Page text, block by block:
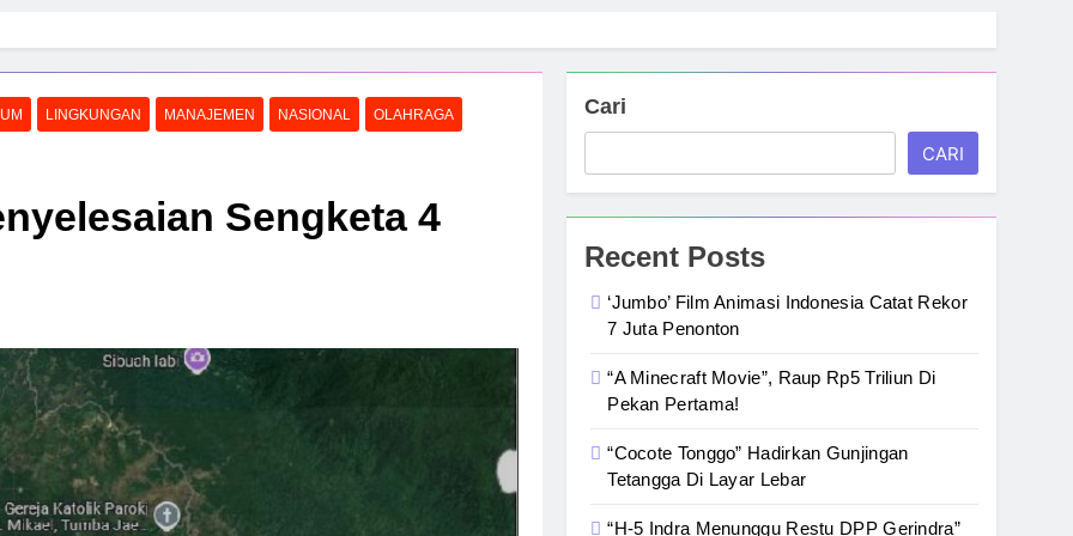
LINGKUNGAN MANAJEMEN NASIONAL OLAHRAGA
Sengketa 4
Cari
CARI
Recent Posts
‘Jumbo’ Film Animasi Indonesia Catat Rekor
7 Juta Penonton
“A Minecraft Movie”, Raup Rp5 Triliun Di
Pekan Pertama!
“Cocote Tonggo” Hadirkan Gunjingan
Tetangga Di Layar Lebar
“H-5 Indra Menunggu Restu DPP Gerindra”